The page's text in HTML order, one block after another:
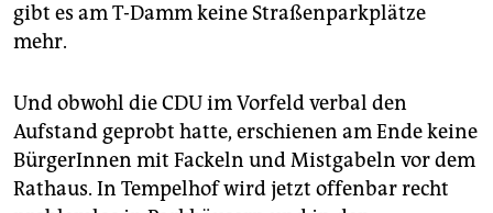
gibt es am T-Damm keine Straßenparkplätze
mehr.
Und obwohl die CDU im Vorfeld verbal den
Aufstand geprobt hatte, erschienen am Ende keine
BürgerInnen mit Fackeln und Mistgabeln vor dem
Rathaus. In Tempelhof wird jetzt offenbar recht